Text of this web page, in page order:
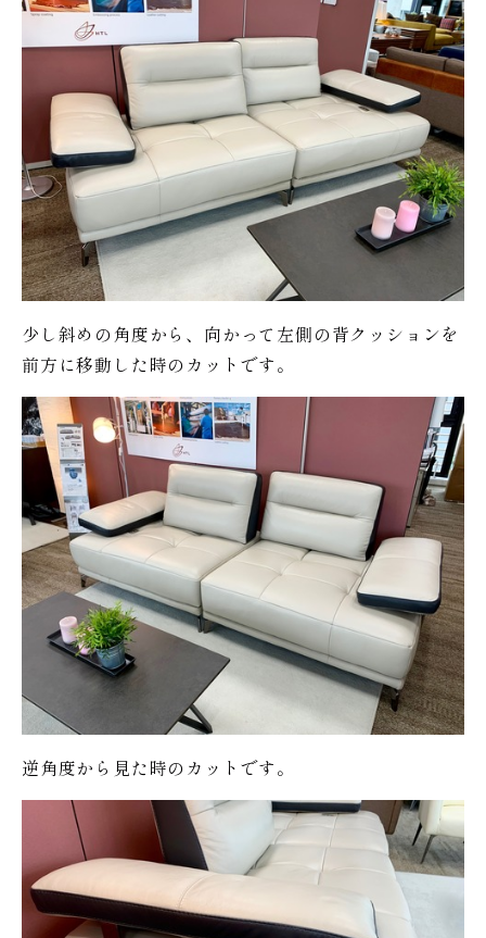
少し斜めの角度から、向かって左側の背クッションを
前方に移動した時のカットです。
逆角度から見た時のカットです。